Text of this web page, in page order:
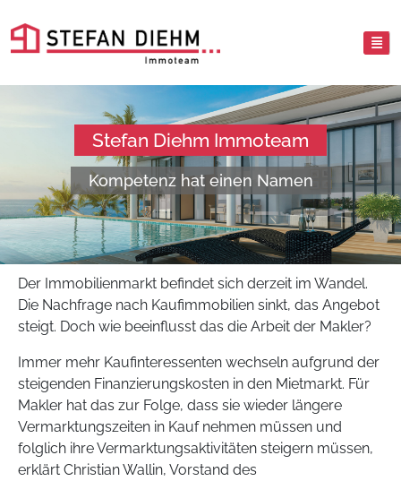
Stefan Diehm Immoteam
Kompetenz hat einen Namen
Der Immobilienmarkt befindet sich derzeit im Wandel.
Die Nachfrage nach Kaufimmobilien sinkt, das Angebot
steigt. Doch wie beeinflusst das die Arbeit der Makler?
Immer mehr Kaufinteressenten wechseln aufgrund der
steigenden Finanzierungskosten in den Mietmarkt. Für
Makler hat das zur Folge, dass sie wieder längere
Vermarktungszeiten in Kauf nehmen müssen und
folglich ihre Vermarktungsaktivitäten steigern müssen,
erklärt Christian Wallin, Vorstand des